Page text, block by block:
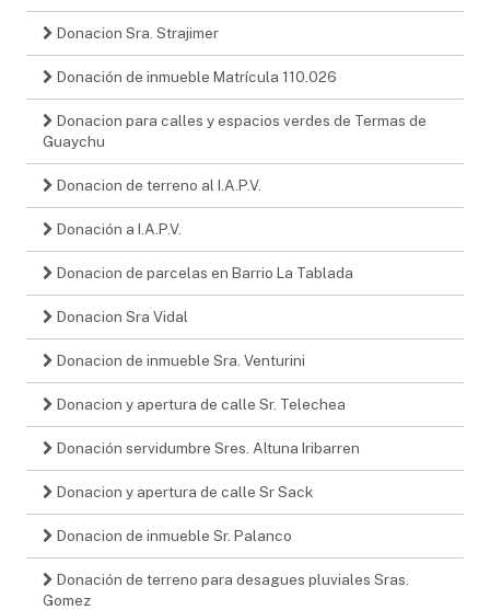
Donacion Sra. Strajimer
Donación de inmueble Matrícula 110.026
Donacion para calles y espacios verdes de Termas de
Guaychu
Donacion de terreno al I.A.P.V.
Donación a I.A.P.V.
Donacion de parcelas en Barrio La Tablada
Donacion Sra Vidal
Donacion de inmueble Sra. Venturini
Donacion y apertura de calle Sr. Telechea
Donación servidumbre Sres. Altuna Iribarren
Donacion y apertura de calle Sr Sack
Donacion de inmueble Sr. Palanco
Donación de terreno para desagues pluviales Sras.
Gomez